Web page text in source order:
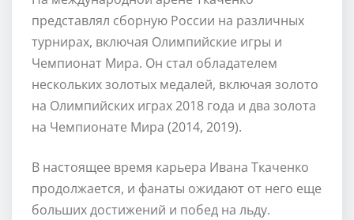
представлял сборную России на различных
турнирах, включая Олимпийские игры и
Чемпионат Мира. Он стал обладателем
нескольких золотых медалей, включая золото
на Олимпийских играх 2018 года и два золота
на Чемпионате Мира (2014, 2019).
В настоящее время карьера Ивана Ткаченко
продолжается, и фанаты ожидают от него еще
больших достижений и побед на льду.